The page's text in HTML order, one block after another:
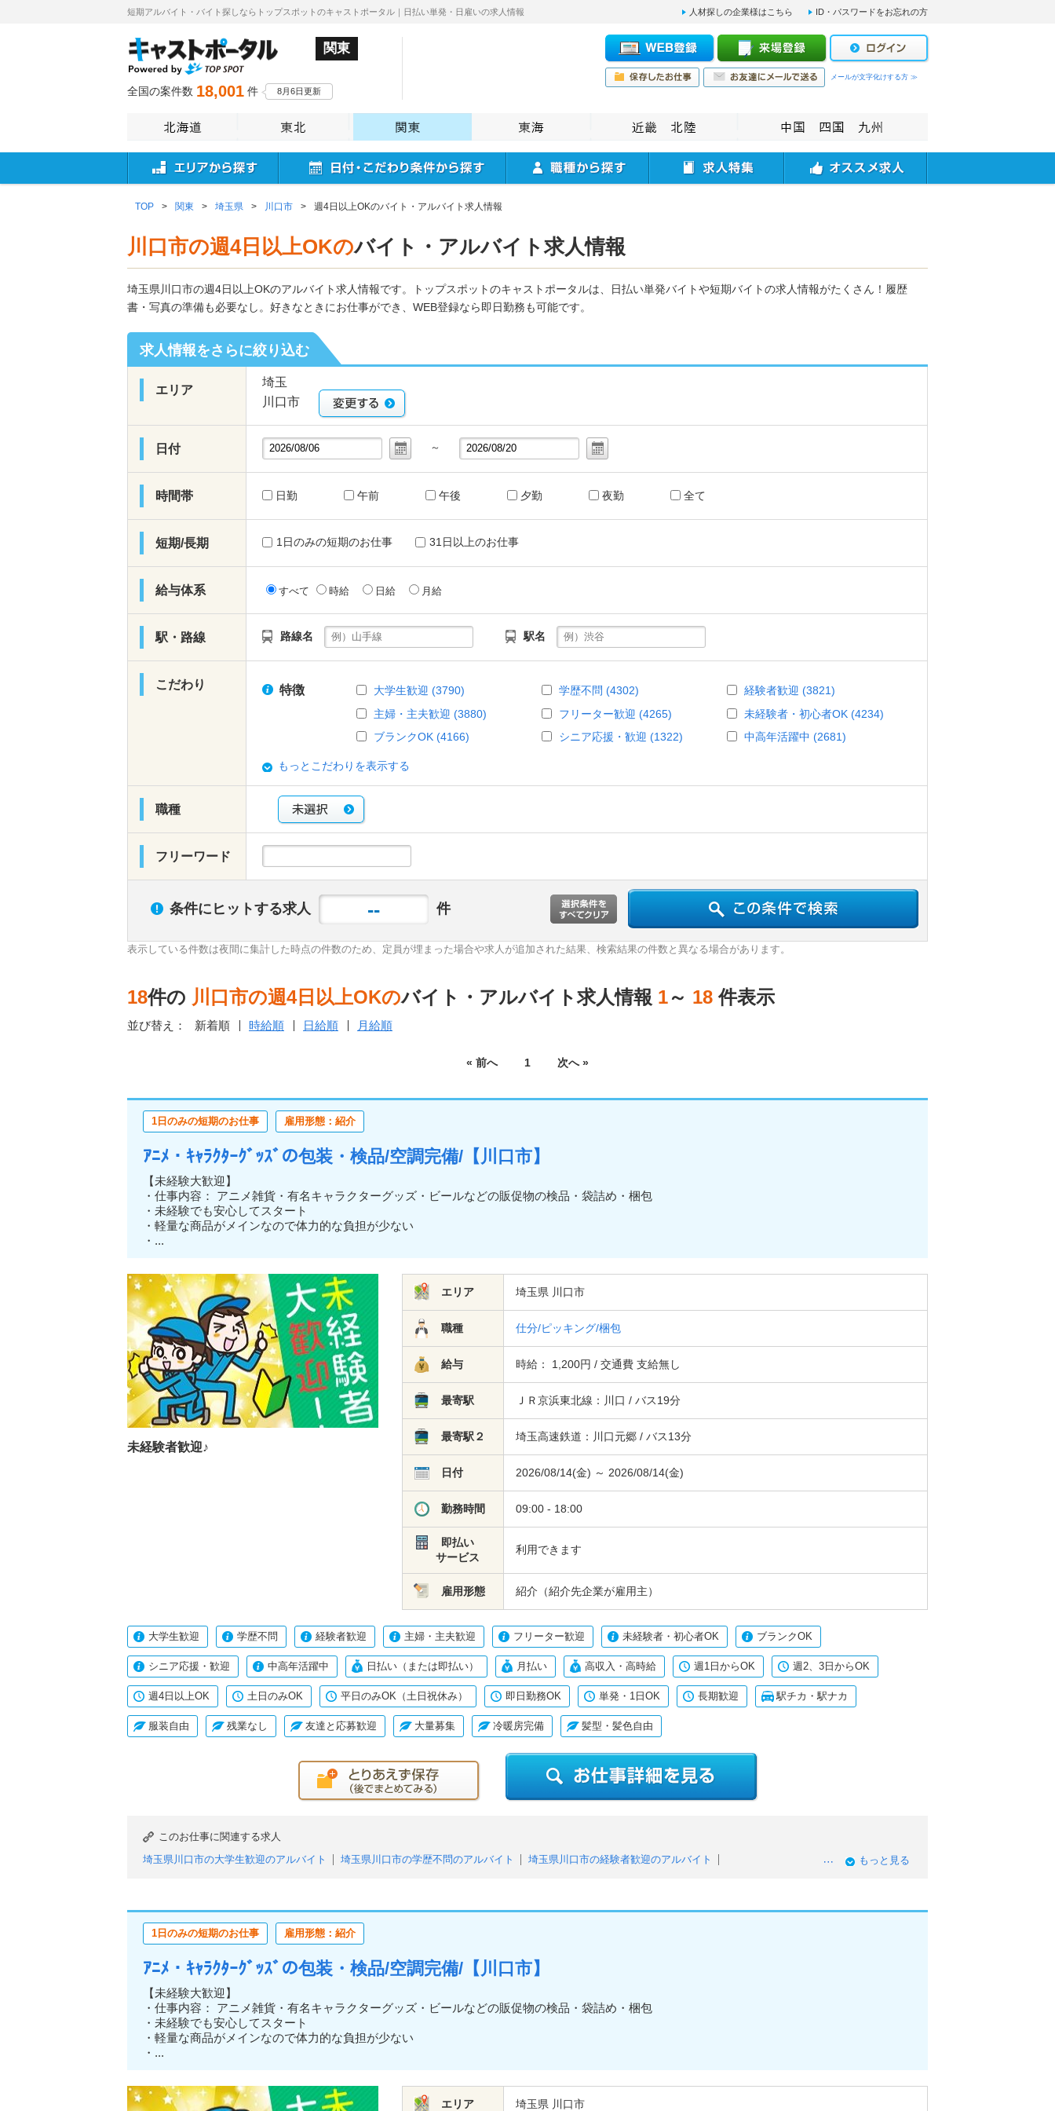
短期アルバイト・バイト探しならトップスポットのキャストポータル｜日払い単発・日雇いの求人情報 人材探しの企業様はこちら ID・パスワードをお忘れの方
関東
全国の案件数 18,001 件 8月6日更新
メールが文字化けする方 ≫
TOP > 関東 > 埼玉県 > 川口市 > 週4日以上OKのバイト・アルバイト求人情報
川口市の週4日以上OKのバイト・アルバイト求人情報
埼玉県川口市の週4日以上OKのアルバイト求人情報です。トップスポットのキャストポータルは、日払い単発バイトや短期バイトの求人情報がたくさん！履歴
書・写真の準備も必要なし。好きなときにお仕事ができ、WEB登録なら即日勤務も可能です。
求人情報をさらに絞り込む
エリア
埼玉
川口市
日付 ～
時間帯 日勤 午前 午後 夕勤 夜勤 全て
短期/長期 1日のみの短期のお仕事 31日以上のお仕事
給与体系 すべて 時給 日給 月給
駅・路線 路線名 駅名
こだわり 特徴 大学生歓迎 (3790) 学歴不問 (4302)
経験者歓迎 (3821)
主婦・主夫歓迎 (3880)
フリーター歓迎 (4265)
未経験者・初心者OK (4234)
ブランクOK (4166)
シニア応援・歓迎 (1322) 中高年活躍中 (2681)
もっとこだわりを表示する
職種
フリーワード
条件にヒットする求人 -- 件
表示している件数は夜間に集計した時点の件数のため、定員が埋まった場合や求人が追加された結果、検索結果の件数と異なる場合があります。
18件の 川口市の週4日以上OKのバイト・アルバイト求人情報 1～ 18 件表示
並び替え： 新着順 時給順 日給順 月給順
« 前へ 1 次へ »
1日のみの短期のお仕事 雇用形態：紹介
ｱﾆﾒ・ｷｬﾗｸﾀｰｸﾞｯｽﾞの包装・検品/空調完備/【川口市】
【未経験大歓迎】
・仕事内容： アニメ雑貨・有名キャラクターグッズ・ビールなどの販促物の検品・袋詰め・梱包
・未経験でも安心してスタート
・軽量な商品がメインなので体力的な負担が少ない
・...
未経験者歓迎♪
エリア 埼玉県 川口市
職種 仕分/ピッキング/梱包
給与 時給： 1,200円 / 交通費 支給無し
最寄駅 ＪＲ京浜東北線：川口 / バス19分
最寄駅２ 埼玉高速鉄道：川口元郷 / バス13分
日付 2026/08/14(金) ～ 2026/08/14(金)
勤務時間 09:00 - 18:00
即払い
サービス
利用できます
雇用形態 紹介（紹介先企業が雇用主）
大学生歓迎 学歴不問 経験者歓迎 主婦・主夫歓迎 フリーター歓迎 未経験者・初心者OK ブランクOK
シニア応援・歓迎 中高年活躍中 日払い（または即払い） 月払い 高収入・高時給 週1日からOK 週2、3日からOK
週4日以上OK 土日のみOK 平日のみOK（土日祝休み） 即日勤務OK 単発・1日OK 長期歓迎 駅チカ・駅ナカ
服装自由 残業なし 友達と応募歓迎 大量募集 冷暖房完備 髪型・髪色自由
このお仕事に関連する求人
埼玉県川口市の大学生歓迎のアルバイト
埼玉県川口市の学歴不問のアルバイト
埼玉県川口市の経験者歓迎のアルバイト
埼玉県川口市の日払い（または即払い）のアルバイト
埼玉県川口市の月払いのアルバイト
埼玉県川口市の高収入・高時給のアルバイト
埼玉県川口市の週1日からOKのアルバイト
埼玉県川口市の週2、3日からOKのアルバイト
埼玉県川口市の単発・1日OKのアルバイト
埼玉県川口市の長期歓迎のアルバイト
埼玉県川口市の服装自由のアルバイト
埼玉県川口市の大量募集のアルバイト
埼玉県川口市の冷暖房完備のアルバイト 埼玉県川口市の髪型・髪色自由のアルバイト
もっと見る
1日のみの短期のお仕事 雇用形態：紹介
ｱﾆﾒ・ｷｬﾗｸﾀｰｸﾞｯｽﾞの包装・検品/空調完備/【川口市】
【未経験大歓迎】
・仕事内容： アニメ雑貨・有名キャラクターグッズ・ビールなどの販促物の検品・袋詰め・梱包
・未経験でも安心してスタート
・軽量な商品がメインなので体力的な負担が少ない
・...
エリア 埼玉県 川口市